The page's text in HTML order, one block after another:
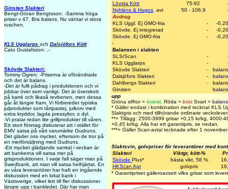
Ginsten Slakteri
Bengt-Göran Bengtsson: -Samma höga
priser v 47. Bra balans. Nu väntar vi stora
ruschen.
KLS Ugglarps och Dalsjöfors Kött
Cato Gustafsson: .-
Skövde Slakteri:
Tommy Ögren: -Priserna är oförändrade
och det är balans.
-Det är fullt pådrag i produktionen och vi
jobbar över som vanligt. Det är överskott
på karré och likaså revbenen, men dessa
går åt längre fram. Vi förbereder typiska
julprodukter som tårtpastej, julkorv med
extra kryddor, lagda pressyltor, o dyl.
-Vi pratar redan lite grillprodukter till våren.
Ett stort företag diskuterar att i stället för
EMV satsa på vårt varumärke Gudruns.
Det gläder oss mycket, eftersom de tror på
en merförsäljning med Gudruns.
-Ett mycket glädjande samtal i veckan är
att bankerna vill satsa mer på
grisproduktionen. I varje fall säger man på
Swedbank, att man vill satsa helhjärtat. En
av våra leverantörer har haft en ingående
diskussion med en lokal bank i
Västsverige, vilket lett till fler diskussioner
längre upp i bankledet. Där har man
Lövsta Kött
75-92
-
Nyhléns & Hugos . avt 50 - 106,9
-
Avdrag
KLS Uggl. Ej GMO-fria
-
-0,20
Skövde. Ej integrerad
-
-0,20
Skövde. Ej GMO-fria
-
-0,20
-
Balansen i slakten
SLS/Scan
-
-
KLS Ugglarps
-
-
Skövde Slakteri
-
balans
Dalsjöfors Slakteri
-
balans
Dahlbergs Slakteri
-
balans
Ginsten
balans
upp
Gröna siffror = överst Röda = brist Svart = balans
* Gäller endast i kombination med tecknat KLS
Slaktgris och med tillhörande ordinarie
**= Tillägg: 2500-3999 grisar +0,15 kr/kg, 4000-
+0,45 kr/kg. Alla har ett garantipris, se nedan.
***= Gäller Scan-avtal tecknade efter 1
Slaktsvin, golvpriser för leverantörer med
Slakteri
Viktgr, kött-%
Skövde Plus* bästa vikt, 58 %
HKScan Agr
golvpris
* Garantipriset gälleroavsett vilka grisar som